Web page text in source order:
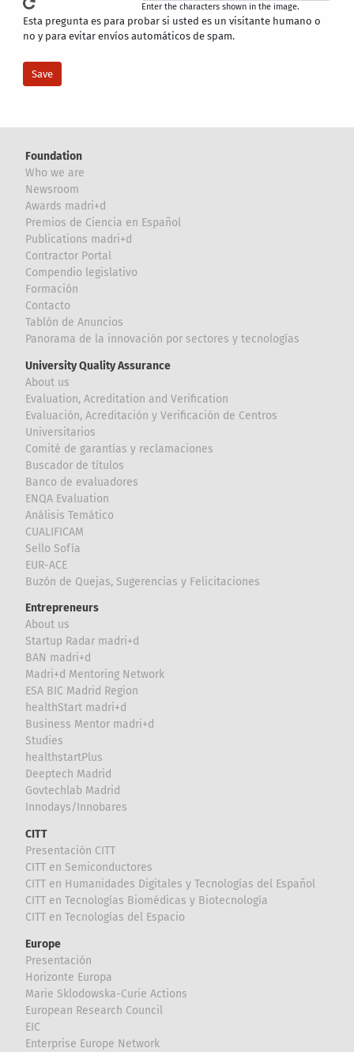
Enter the characters shown in the image.
Esta pregunta es para probar si usted es un visitante humano o
no y para evitar envíos automáticos de spam.
Foundation
Who we are
Newsroom
Awards madri+d
Premios de Ciencia en Español
Publications madri+d
Contractor Portal
Compendio legislativo
Formación
Contacto
Tablón de Anuncios
Panorama de la innovación por sectores y tecnologías
University Quality Assurance
About us
Evaluation, Acreditation and Verification
Evaluación, Acreditación y Verificación de Centros
Universitarios
Comité de garantías y reclamaciones
Buscador de títulos
Banco de evaluadores
ENQA Evaluation
Análisis Temático
CUALIFICAM
Sello Sofía
EUR-ACE
Buzón de Quejas, Sugerencias y Felicitaciones
Entrepreneurs
About us
Startup Radar madri+d
BAN madri+d
Madri+d Mentoring Network
ESA BIC Madrid Region
healthStart madri+d
Business Mentor madri+d
Studies
healthstartPlus
Deeptech Madrid
Govtechlab Madrid
Innodays/Innobares
CITT
Presentación CITT
CITT en Semiconductores
CITT en Humanidades Digitales y Tecnologías del Español
CITT en Tecnologías Biomédicas y Biotecnología
CITT en Tecnologías del Espacio
Europe
Presentación
Horizonte Europa
Marie Sklodowska-Curie Actions
European Research Council
EIC
Enterprise Europe Network